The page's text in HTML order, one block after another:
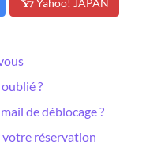
Yahoo! JAPAN
?
de déblocage ?
réservation